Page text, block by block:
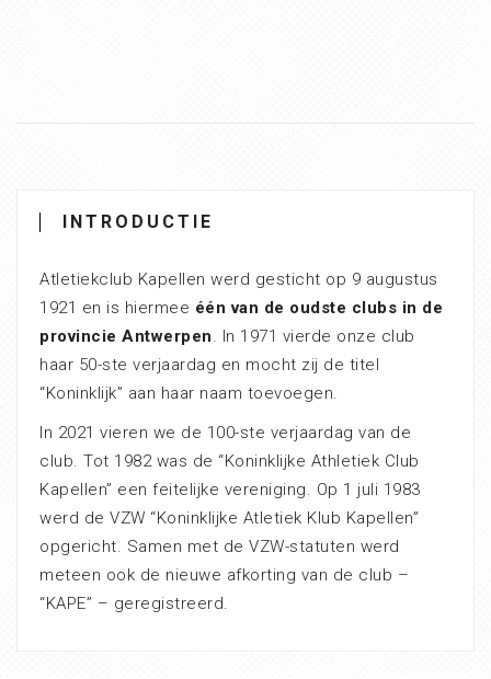
INTRODUCTIE
Atletiekclub Kapellen werd gesticht op 9 augustus
1921 en is hiermee één van de oudste clubs in de
provincie Antwerpen. In 1971 vierde onze club
haar 50-ste verjaardag en mocht zij de titel
“Koninklijk” aan haar naam toevoegen.
In 2021 vieren we de 100-ste verjaardag van de
club. Tot 1982 was de “Koninklijke Athletiek Club
Kapellen” een feitelijke vereniging. Op 1 juli 1983
werd de VZW “Koninklijke Atletiek Klub Kapellen”
opgericht. Samen met de VZW-statuten werd
meteen ook de nieuwe afkorting van de club –
“KAPE” – geregistreerd.